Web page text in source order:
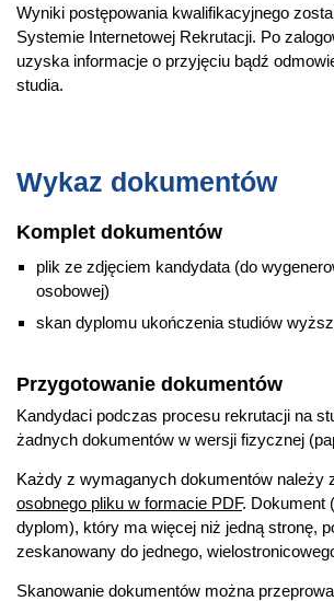
Wyniki postępowania kwalifikacyjnego
Systemie Internetowej Rekrutacji. Po
uzyska informacje o przyjęciu bądź
studia.
Wykaz dokumentów
Komplet dokumentów
plik ze zdjęciem kandydata (do
osobowej)
skan dyplomu ukończenia studiów
Przygotowanie dokumentów
Kandydaci podczas procesu rekrutacji na
żadnych dokumentów w wersji fizycznej
Każdy z wymaganych dokumentów należy
osobnego pliku w formacie PDF. Dokument
dyplom), który ma więcej niż jedną stronę,
zeskanowany do jednego,
Skanowanie dokumentów można